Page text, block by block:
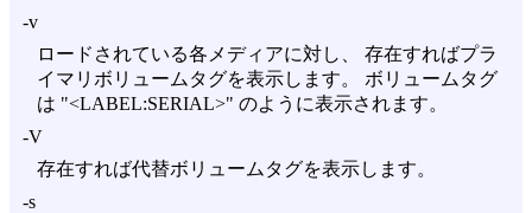
-v
ロードされている各メディアに対し、 存在すればプラ
イマリボリュームタグを表示します。 ボリュームタグ
は "<LABEL:SERIAL>" のように表示されます。
-V
存在すれば代替ボリュームタグを表示します。
-s